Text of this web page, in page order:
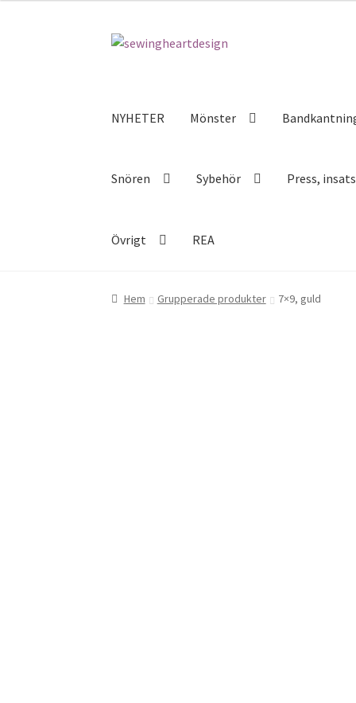
Hoppa
Hoppa
NYHETER Mönster
Snören Sybehör Press,
Övrigt REA
Hem Grupperade produkter 7×9, guld